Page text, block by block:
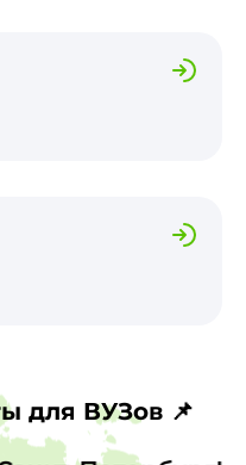
для ВУЗов 📌